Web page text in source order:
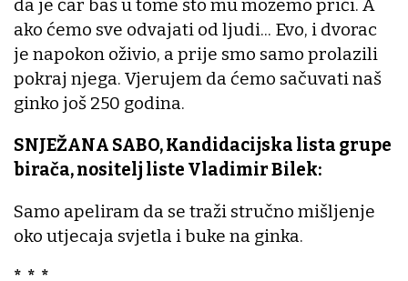
da je čar baš u tome što mu možemo prići. A
ako ćemo sve odvajati od ljudi... Evo, i dvorac
je napokon oživio, a prije smo samo prolazili
pokraj njega. Vjerujem da ćemo sačuvati naš
ginko još 250 godina.
SNJEŽANA SABO, Kandidacijska lista grupe
birača, nositelj liste Vladimir Bilek:
Samo apeliram da se traži stručno mišljenje
oko utjecaja svjetla i buke na ginka.